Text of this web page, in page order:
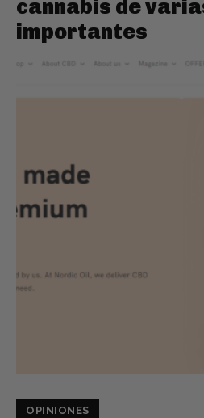
cannabis de
importantes
OPINIONES